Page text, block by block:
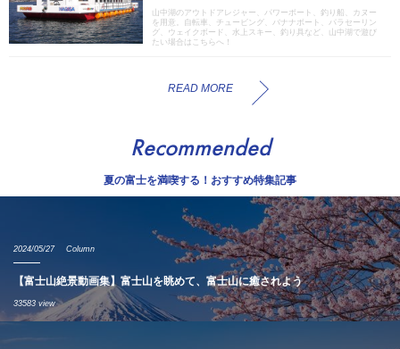
山中湖のアウトドアレジャー、パワーボート、釣り船、カヌー
を用意。自転車、チュービング、バナナボート、パラセーリン
グ、ウェイクボード、水上スキー、釣り具など、山中湖で遊び
たい場合はこちらへ！
READ MORE
Recommended
夏の富士を満喫する！おすすめ特集記事
2024/05/27 Column
【富士山絶景動画集】富士山を眺めて、富士山に癒されよう
33583 view